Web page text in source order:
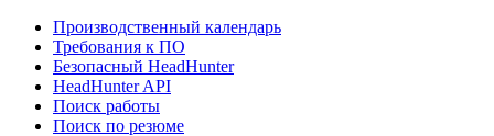
Производственный календарь
Требования к ПО
Безопасный HeadHunter
HeadHunter API
Поиск работы
Поиск по резюме